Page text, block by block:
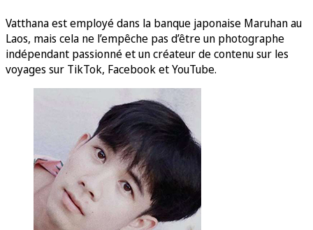
Vatthana est employé dans la banque japonaise Maruhan au
Laos, mais cela ne l’empêche pas d’être un photographe
indépendant passionné et un créateur de contenu sur les
voyages sur TikTok, Facebook et YouTube.